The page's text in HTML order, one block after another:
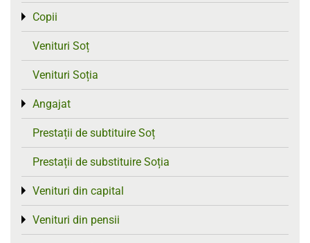
Copii
Toggle menu
Venituri Soț
Venituri Soția
Angajat
Toggle menu
Prestații de subtituire Soț
Prestații de substituire Soția
Venituri din capital
Toggle menu
Venituri din pensii
Toggle menu